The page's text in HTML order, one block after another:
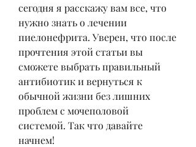
сегодня я расскажу вам все, что
нужно знать о лечении
пиелонефрита. Уверен, что после
прочтения этой статьи вы
сможете выбрать правильный
антибиотик и вернуться к
обычной жизни без лишних
проблем с мочеполовой
системой. Так что давайте
начнем!